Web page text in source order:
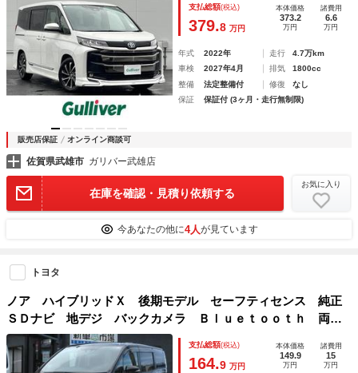
前後 両側パワースライドドア レーダークルーズコントロー
ル
支払総額(税込)
379.8 万円
本体価格
373.2
万円
諸費用
6.6
万円
年式 2022年 走行
4.7万km
車検
2027年4月 排気
1800cc
整備
法定整備付 修復
なし
保証
保証付 (3ヶ月・走行無制限)
販売店保証 オンライン商談可
佐賀県武雄市 ガリバー武雄店
在庫を確認・見積り依頼する
お気に入り
今あなたの他に4人が見ています
トヨタ
ノア ハイブリッドＸ 後期モデル セーフティセンス 純正
ＳＤナビ 地デジ バックカメラ Ｂｌｕｅｔｏｏｔｈ 両側
パワースライド クルコン ＥＴＣ スマートキー オートラ
イト ＬＥＤヘッド 純正１５ＡＷ １年保証
支払総額(税込)
164.9 万円
本体価格
149.9
万円
諸費用
15
万円